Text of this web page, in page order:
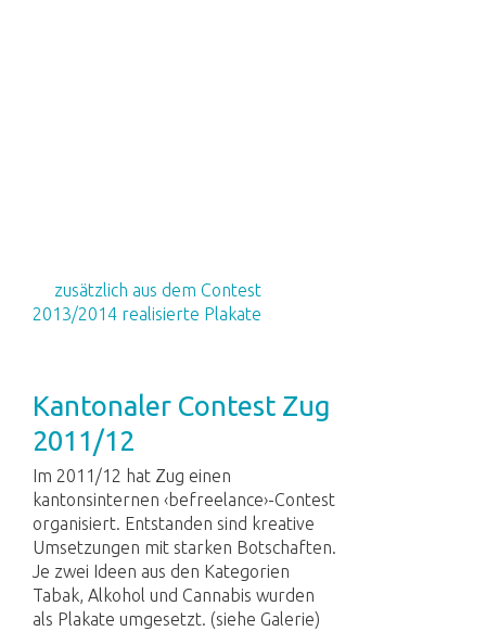
zusätzlich aus dem Contest
2013/2014 realisierte Plakate
Kantonaler Contest Zug
2011/12
Im 2011/12 hat Zug einen
kantonsinternen ‹befreelance›-Contest
organisiert. Entstanden sind kreative
Umsetzungen mit starken Botschaften.
Je zwei Ideen aus den Kategorien
Tabak, Alkohol und Cannabis wurden
als Plakate umgesetzt. (siehe Galerie)